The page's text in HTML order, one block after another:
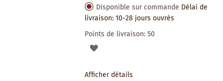
Disponible sur commande Délai de
livraison: 10-28 jours ouvrés
Points de livraison:50
AJOUTER
Afficher détails